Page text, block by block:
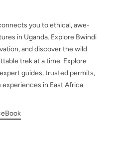
you to ethical, awe-
in Uganda. Explore Bwindi
and discover the wild
trek at a time. Explore
guides, trusted permits,
in East Africa.